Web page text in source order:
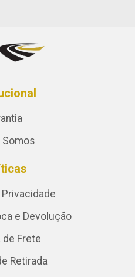
Somos
e Devolução
de Frete
Retirada